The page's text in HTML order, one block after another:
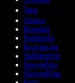
ไทย
Türkçe
Română
Português
Български
ქართული
Slovenčina
Slovenščina